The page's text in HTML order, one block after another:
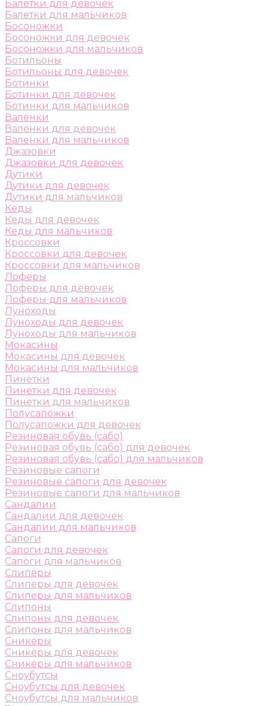
Балетки для девочек
Балетки для мальчиков
Босоножки
Босоножки для девочек
Босоножки для мальчиков
Ботильоны
Ботильоны для девочек
Ботинки
Ботинки для девочек
Ботинки для мальчиков
Валенки
Валенки для девочек
Валенки для мальчиков
Джазовки
Джазовки для девочек
Дутики
Дутики для девочек
Дутики для мальчиков
Кеды
Кеды для девочек
Кеды для мальчиков
Кроссовки
Кроссовки для девочек
Кроссовки для мальчиков
Лоферы
Лоферы для девочек
Лоферы для мальчиков
Луноходы
Луноходы для девочек
Луноходы для мальчиков
Мокасины
Мокасины для девочек
Мокасины для мальчиков
Пинетки
Пинетки для девочек
Пинетки для мальчиков
Полусапожки
Полусапожки для девочек
Резиновая обувь (сабо)
Резиновая обувь (сабо) для девочек
Резиновая обувь (сабо) для мальчиков
Резиновые сапоги
Резиновые сапоги для девочек
Резиновые сапоги для мальчиков
Сандалии
Сандалии для девочек
Сандалии для мальчиков
Сапоги
Сапоги для девочек
Сапоги для мальчиков
Слиперы
Слиперы для девочек
Слиперы для мальчиков
Слипоны
Слипоны для девочек
Слипоны для мальчиков
Сникеры
Сникеры для девочек
Сникеры для мальчиков
Сноубутсы
Сноубутсы для девочек
Сноубутсы для мальчиков